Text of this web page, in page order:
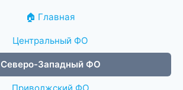
🏠 Главная
Центральный ФО
Северо-Западный ФО